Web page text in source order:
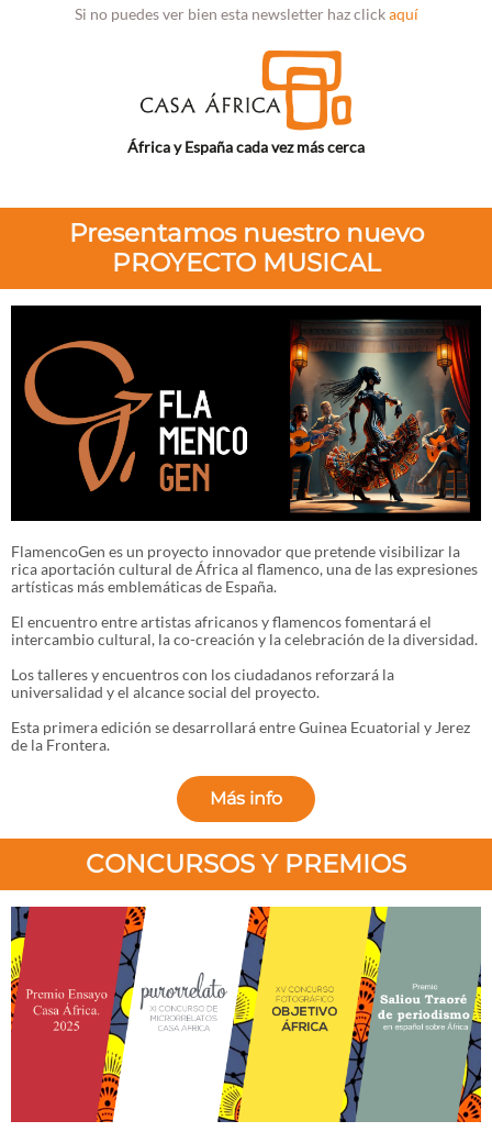
Si no puedes ver bien esta newsletter haz clickaquí
África y España cada vez más cerca
Presentamos nuestro nuevo
PROYECTO MUSICAL
FlamencoGen es un proyecto innovador que pretende visibilizar la
rica aportación cultural de África al flamenco, una de las expresiones
artísticas más emblemáticas de España.
El encuentro entre artistas africanos y flamencos fomentará el
intercambio cultural, la co-creación y la celebración de la diversidad.
Los talleres y encuentros con los ciudadanos reforzará la
universalidad y el alcance social del proyecto.
Esta primera edición se desarrollará entre Guinea Ecuatorial y Jerez
de la Frontera.
Más info
CONCURSOS Y PREMIOS